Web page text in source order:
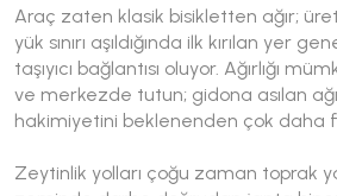
Araç zaten klasik bisikletten ağır;
yük sınırı aşıldığında ilk kırılan yer
taşıyıcı bağlantısı oluyor. Ağırlığı
ve merkezde tutun; gidona asılan
hakimiyetini beklenenden çok daha
Zeytinlik yolları çoğu zaman toprak